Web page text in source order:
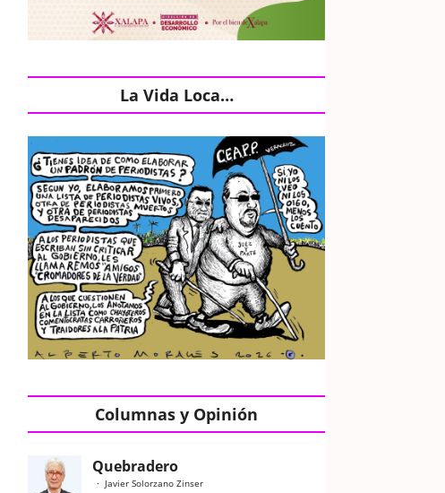
La Vida Loca…
Columnas y Opinión
Quebradero
Javier Solorzano Zinser